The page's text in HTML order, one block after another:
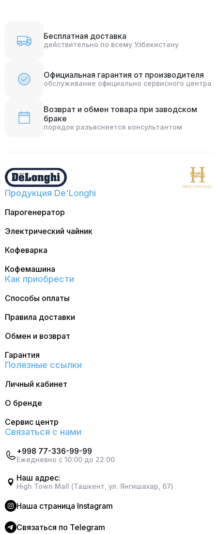
Бесплатная доставка
действительно по всему Узбекистану
Официальная гарантия от производителя
обслуживание официально сервисного центра
Возврат и обмен товара при заводском
браке
порядок разъясняется консультантом
Продукция De'Longhi
Парогенератор
Электрический чайник
Кофеварка
Кофемашина
Как приобрести
Способы оплаты
Правила доставки
Обмен и возврат
Гарантия
Полезные ссылки
Личный кабинет
О бренде
Сервис центр
Связаться с нами
+998 77-336-99-99
Ежедневно с 10:00 до 22:00
Наш адрес:
High Town Mall (Ташкент, ул. Янгишахар, 67)
Наша страница Instagram
Cвязаться по Telegram